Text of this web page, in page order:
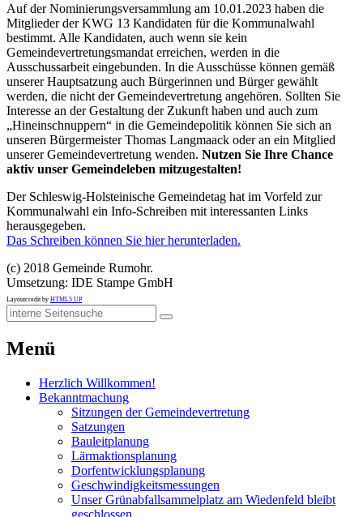
Auf der Nominierungsversammlung am 10.01.2023 haben die
Mitglieder der KWG 13 Kandidaten für die Kommunalwahl
bestimmt. Alle Kandidaten, auch wenn sie kein
Gemeindevertretungsmandat erreichen, werden in die
Ausschussarbeit eingebunden. In die Ausschüsse können gemäß
unserer Hauptsatzung auch Bürgerinnen und Bürger gewählt
werden, die nicht der Gemeindevertretung angehören. Sollten Sie
Interesse an der Gestaltung der Zukunft haben und auch zum
„Hineinschnuppern“ in die Gemeindepolitik können Sie sich an
unseren Bürgermeister Thomas Langmaack oder an ein Mitglied
unserer Gemeindevertretung wenden. Nutzen Sie Ihre Chance
aktiv unser Gemeindeleben mitzugestalten!
Der Schleswig-Holsteinische Gemeindetag hat im Vorfeld zur
Kommunalwahl ein Info-Schreiben mit interessanten Links
herausgegeben.
Das Schreiben können Sie hier herunterladen.
(c) 2018 Gemeinde Rumohr.
Umsetzung: IDE Stampe GmbH
Layoutcredit by HTML5 UP
Menü
Herzlich Willkommen!
Bekanntmachung
Sitzungen der Gemeindevertretung
Satzungen
Bauleitplanung
Lärmaktionsplanung
Dorfentwicklungsplanung
Geschwindigkeitsmessungen
Unser Grünabfallsammelplatz am Wiedenfeld bleibt
geschlossen